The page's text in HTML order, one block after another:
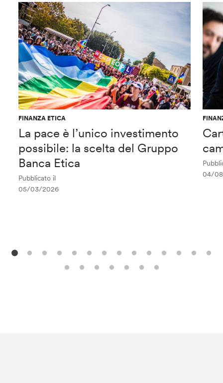
FINANZA ETICA
La pace è l’unico investimento
possibile: la scelta del Gruppo
Banca Etica
Pubblicato il
05/03/2026
04/